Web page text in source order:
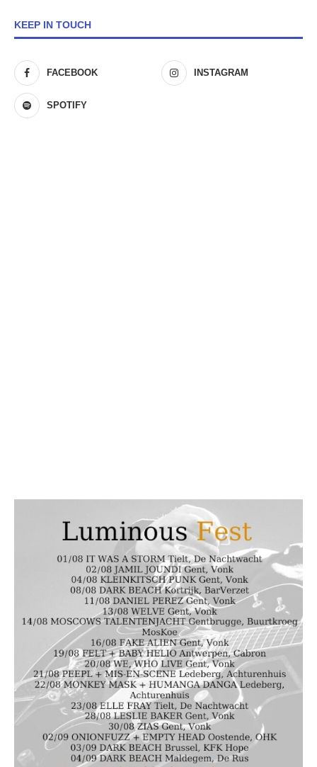
KEEP IN TOUCH
FACEBOOK INSTAGRAM
SPOTIFY